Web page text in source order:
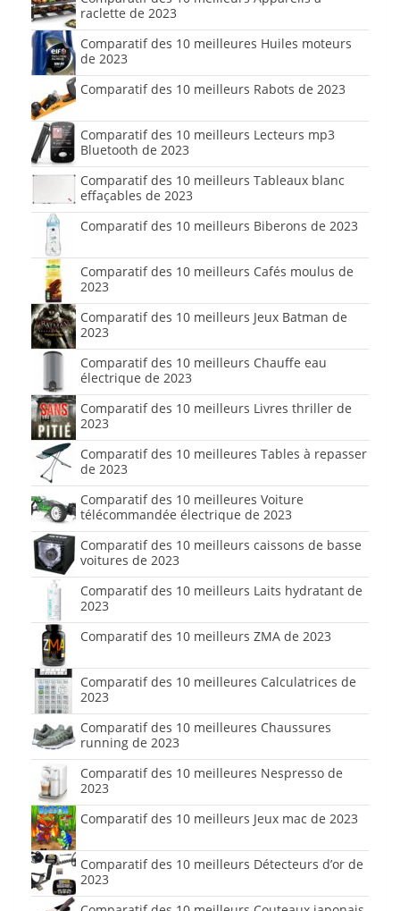
raclette de 2023
Comparatif des 10 meilleures Huiles moteurs
de 2023
Comparatif des 10 meilleurs Rabots de 2023
Comparatif des 10 meilleurs Lecteurs mp3
Bluetooth de 2023
Comparatif des 10 meilleurs Tableaux blanc
effaçables de 2023
Comparatif des 10 meilleurs Biberons de 2023
Comparatif des 10 meilleurs Cafés moulus de
2023
Comparatif des 10 meilleurs Jeux Batman de
2023
Comparatif des 10 meilleurs Chauffe eau
électrique de 2023
Comparatif des 10 meilleurs Livres thriller de
2023
Comparatif des 10 meilleures Tables à repasser
de 2023
Comparatif des 10 meilleures Voiture
télécommandée électrique de 2023
Comparatif des 10 meilleurs caissons de basse
voitures de 2023
Comparatif des 10 meilleurs Laits hydratant de
2023
Comparatif des 10 meilleurs ZMA de 2023
Comparatif des 10 meilleures Calculatrices de
2023
Comparatif des 10 meilleures Chaussures
running de 2023
Comparatif des 10 meilleures Nespresso de
2023
Comparatif des 10 meilleurs Jeux mac de 2023
Comparatif des 10 meilleurs Détecteurs d’or de
2023